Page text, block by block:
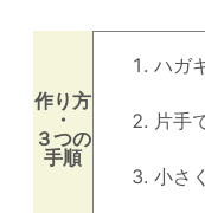
作り方
・
３つの
手順
ハガ
片手
小さ